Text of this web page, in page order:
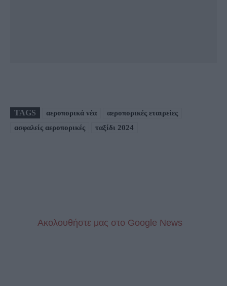
TAGS αεροπορικά νέα
αεροπορικές εταιρείες
ασφαλείς αεροπορικές
ταξίδι 2024
Aκολουθήστε μας στo Google News